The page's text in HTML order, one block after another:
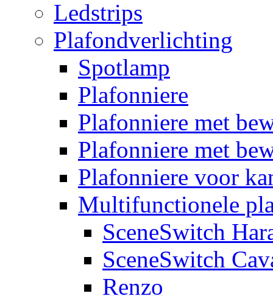
Ledstrips
Plafondverlichting
Spotlamp
Plafonniere
Plafonniere met
Plafonniere met
Plafonniere voor
Multifunctionele
SceneSwitch
SceneSwitch
Renzo